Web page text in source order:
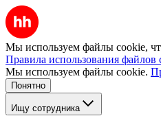
Мы используем файлы cookie,
Правила использования файлов
Мы используем файлы cookie.
Понятно
Ищу сотрудника